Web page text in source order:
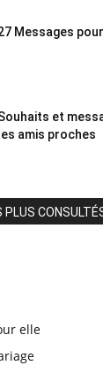
Messages
et
les amis proches
PLUS
elle